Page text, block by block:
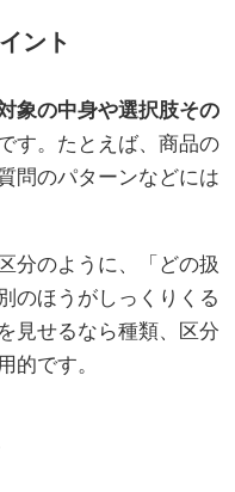
ント
象の中身や選択肢その
す。たとえば、商品の
問のパターンなどには
分のように、「どの扱
のほうがしっくりくる
見せるなら種類、区分
的です。